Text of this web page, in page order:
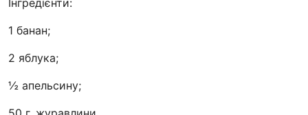
1 банан;
2 яблука;
½ апельсину;